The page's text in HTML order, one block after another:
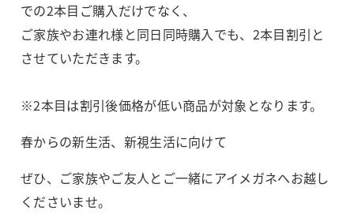
での2本目ご購入だけでなく、
ご家族やお連れ様と同日同時購入でも、2本目割引と
させていただきます。
※2本目は割引後価格が低い商品が対象となります。
春からの新生活、新視生活に向けて
ぜひ、ご家族やご友人とご一緒にアイメガネへお越し
くださいませ。